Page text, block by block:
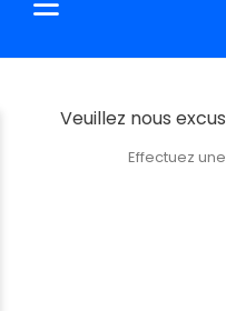
Veuillez nous
Effectuez